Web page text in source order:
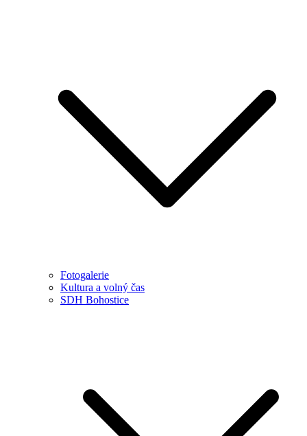
Fotogalerie
Kultura a volný čas
SDH Bohostice